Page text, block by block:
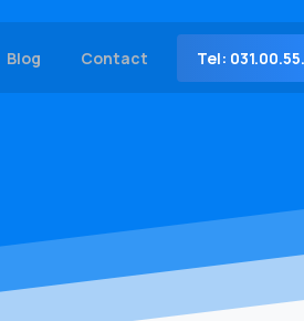
Blog Contact Tel: